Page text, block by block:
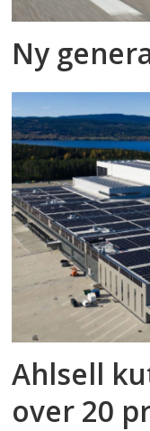
Ny
Ahlsell
over 20